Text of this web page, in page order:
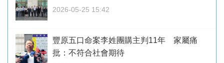
2026-05-25 15:42
豐原五口命案李姓團購主判11年 家屬痛
批：不符合社會期待